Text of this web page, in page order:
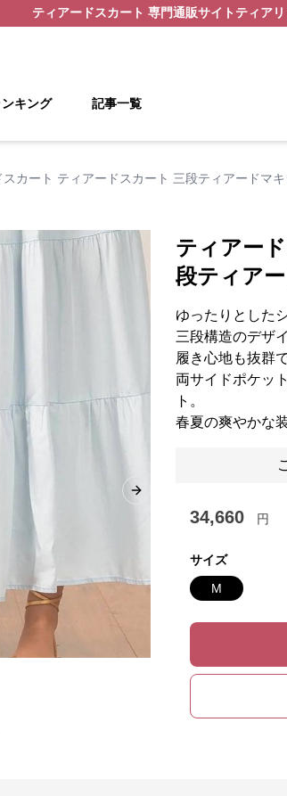
ティアードスカート 専門通販サイト ティアリ
ンキング 記事一覧
スカート ティアードスカート 三段ティアードマキ
Next slide
ティアー
段ティア
ゆったりとした
三段構造のデザ
履き心地も抜群で
両サイドポケッ
ト。
春夏の爽やかな
34,660 円
サイズ
M